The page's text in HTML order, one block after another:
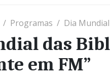
Programas Dia
das
em FM”